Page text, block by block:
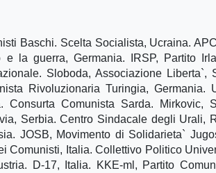
Baschi. Scelta Socialista, Ucraina.
la guerra, Germania. IRSP, Partito
Sloboda, Associazione Liberta`,
Rivoluzionaria Turingia, Germania.
Comunista Sarda. Mirkovic,
Serbia. Centro Sindacale degli Urali,
JOSB, Movimento di Solidarieta`
Comunisti, Italia. Collettivo Politico
D-17, Italia. KKE-ml, Partito